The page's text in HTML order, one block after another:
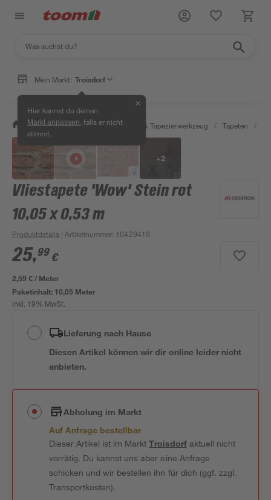
Mein Markt: Troisdorf
Hier kannst du deinen
Markt anpassen , falls er nicht
stimmt.
✕
/ Wohnen & Haushalt / Tapeten & Tapezierwerkzeug / Tapeten /
+2
Vliestapete 'Wow' Stein rot
10,05 x 0,53 m
Produktdetails | Artikelnummer: 10429419
25,99 €
2,59 € / Meter
Paketinhalt: 10,05 Meter
inkl. 19% MwSt.
Lieferung nach Hause
Diesen Artikel können wir dir online leider nicht
anbieten.
Abholung im Markt
Auf Anfrage bestellbar
Dieser Artikel ist im MarktTroisdorfaktuell nicht
vorrätig. Du kannst uns aber eine Anfrage
schicken und wir bestellen ihn für dich (ggf. zzgl.
Transportkosten).